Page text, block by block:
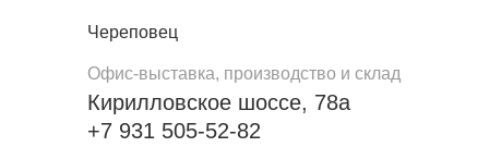
Череповец
Офис-выставка, производство и склад
Кирилловское шоссе, 78а
+7 931 505-52-82